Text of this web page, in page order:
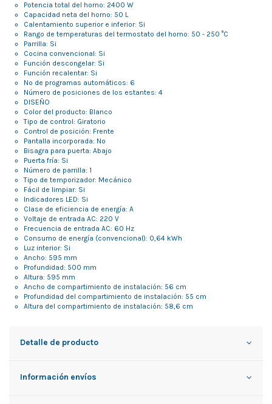
Potencia total del horno: 2400 W
Capacidad neta del horno: 50 L
Calentamiento superior e inferior: Si
Rango de temperaturas del termostato del horno: 50 - 250 °C
Parrilla: Si
Cocina convencional: Si
Función descongelar: Si
Función recalentar: Si
Nº de programas automáticos: 6
Número de posiciones de los estantes: 4
DISEÑO
Color del producto: Blanco
Tipo de control: Giratorio
Control de posición: Frente
Pantalla incorporada: No
Bisagra para puerta: Abajo
Puerta fría: Si
Número de parrilla: 1
Tipo de temporizador: Mecánico
Fácil de limpiar: Si
Indicadores LED: Si
Clase de eficiencia de energía: A
Voltaje de entrada AC: 220 V
Frecuencia de entrada AC: 60 Hz
Consumo de energía (convencional): 0,64 kWh
Luz interior: Si
Ancho: 595 mm
Profundidad: 500 mm
Altura: 595 mm
Ancho de compartimiento de instalación: 56 cm
Profundidad del compartimiento de instalación: 55 cm
Altura del compartimiento de instalación: 58,6 cm
Detalle de producto
Información envíos